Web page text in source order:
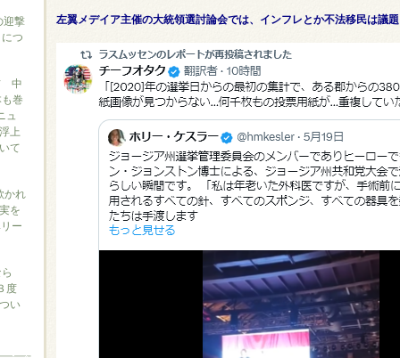
左翼メデイア主催の大統領選討論会では、インフレとか不法移民は議
迎撃
つ
中
巻
ュ
上
て
かれ
を
ー
度
い